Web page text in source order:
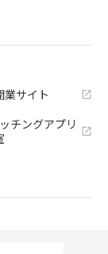
業サイト
チングアプリ